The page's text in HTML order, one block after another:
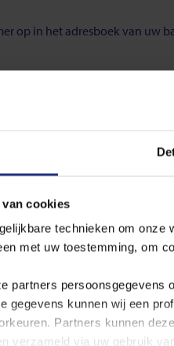
cookies
technieken om
met uw toestemming, om
partners persoonsgegevens
gegevens kunnen wij een
Partners kunnen
verzameld via uw gebruik
op in het adresboek van uw
partij
de instantie die uw
betalingen. Ons nieuwe
incasso
dat uw betalingen
vanzelf naar het juiste
Dat betekent dat uw